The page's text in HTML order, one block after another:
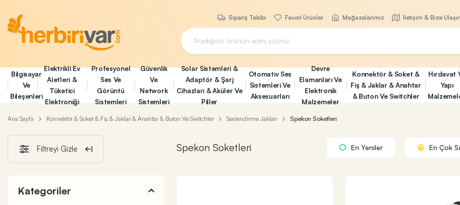
Sipariş Takibi Favori Ürünler Mağazalarımız İletişim & Bize Ulaşın
Bilgisayar
Ve
Bileşenleri
Elektrikli Ev
Aletleri &
Tüketici
Elektroniği
Profesyonel
Ses Ve
Görüntü
Sistemleri
Güvenlik
Ve
Network
Sistemleri
Solar Sistemleri &
Adaptör & Şarj
Cihazları & Aküler Ve
Piller
Otomativ Ses
Sistemleri Ve
Aksesuarları
Devre
Elamanları Ve
Elektronik
Malzemeler
Konnektör & Soket &
Fiş & Jaklar & Anahtar
& Buton Ve Switchler
Hırdavat
Yapı
Ana Sayfa Konnektör & Soket & Fiş & Jaklar & Anahtar & Buton Ve Switchler Seslendirme Jakları Spekon Soketleri
Kategoriler
Filtreyi Gizle En Çok
En Yeniler
Spekon Soketleri